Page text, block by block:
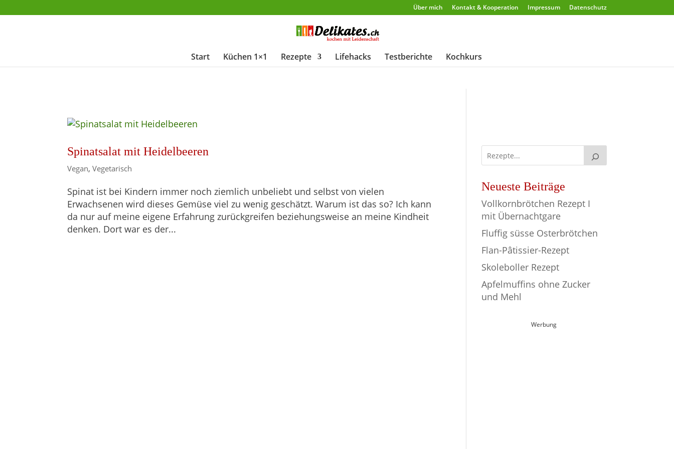
Über mich Kontakt & Kooperation Impressum Datenschutz
Start Küchen 1×1 Rezepte Lifehacks Testberichte Kochkurs
Spinatsalat mit Heidelbeeren
Vegan,Vegetarisch
Spinat ist bei Kindern immer noch ziemlich unbeliebt und selbst von vielen
Erwachsenen wird dieses Gemüse viel zu wenig geschätzt. Warum ist das so? Ich kann
da nur auf meine eigene Erfahrung zurückgreifen beziehungsweise an meine Kindheit
denken. Dort war es der...
Neueste Beiträge
Vollkornbrötchen Rezept I
mit Übernachtgare
Fluffig süsse Osterbrötchen
Flan-Pâtissier-Rezept
Skoleboller Rezept
Apfelmuffins ohne Zucker
und Mehl
Werbung